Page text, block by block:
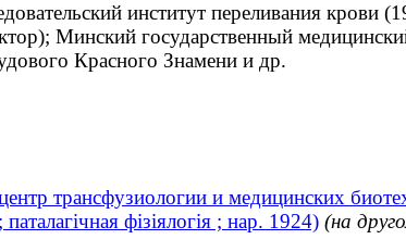
институт переливания
Минский государственный
Красного Знамени и др.
трансфузиологии и медицинских
фізіялогія ; нар. 1924) (на